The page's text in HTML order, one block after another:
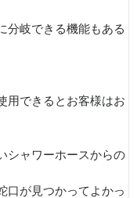
分岐できる機能もある
用できるとお客様はお
シャワーホースからの
口が見つかってよかっ